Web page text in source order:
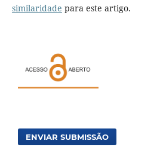
similaridade para este artigo.
ENVIAR SUBMISSÃO